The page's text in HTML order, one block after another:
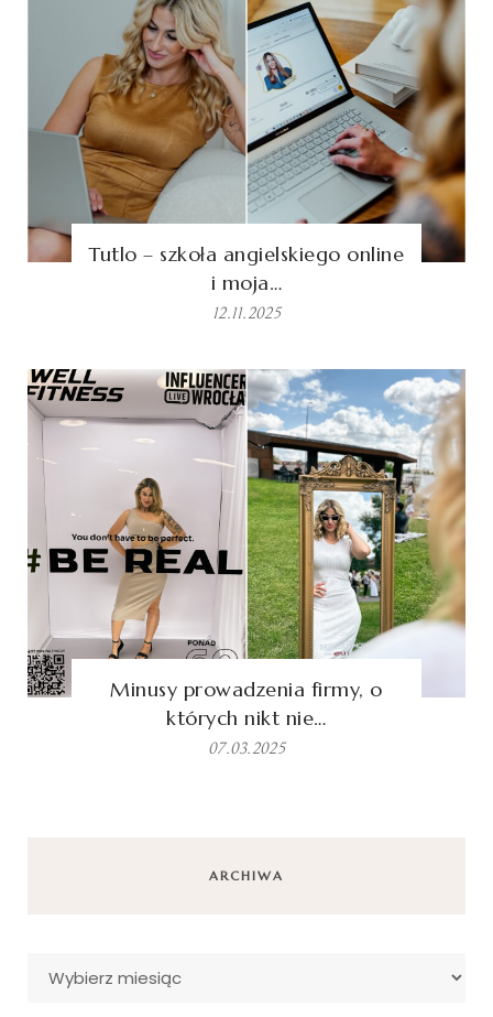
Tutlo – szkoła angielskiego online
i moja…
12.11.2025
Minusy prowadzenia firmy, o
których nikt nie…
07.03.2025
ARCHIWA